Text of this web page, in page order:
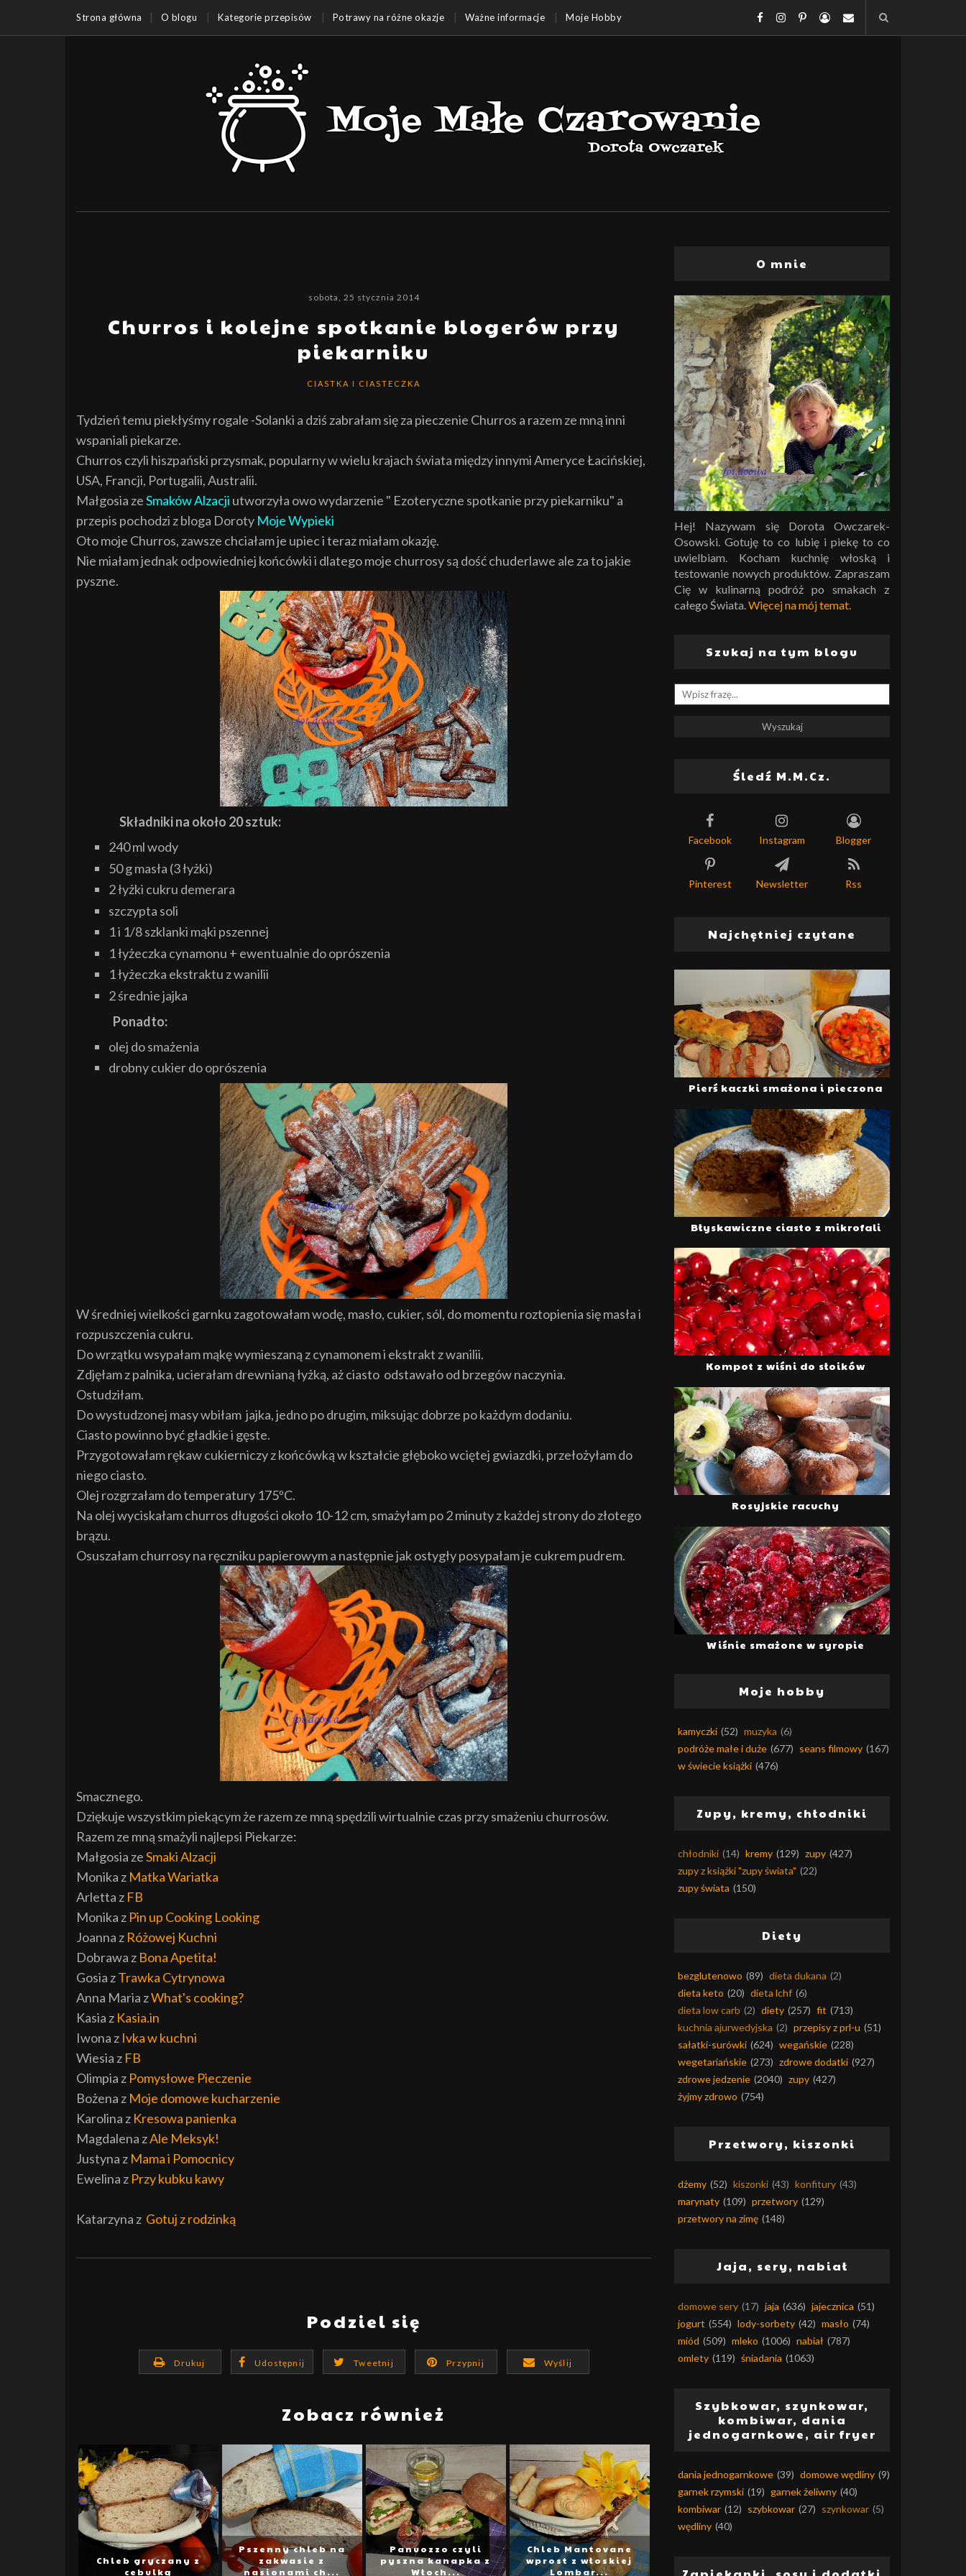
Strona główna O blogu Kategorie przepisów Potrawy na różne okazje Ważne informacje Moje Hobby
sobota, 25 stycznia 2014
Churros i kolejne spotkanie blogerów przy
piekarniku
CIASTKA I CIASTECZKA
Tydzień temu piekłyśmyrogale -Solanki a dziś zabrałam się za pieczenie Churros a razem ze mną inni
wspaniali piekarze.
Churros czyli hiszpański przysmak, popularny w wielu krajach świata między innymi Ameryce Łacińskiej,
USA, Francji, Portugalii, Australii.
Małgosia zeSmaków Alzacji utworzyła owo wydarzenie " Ezoteryczne spotkanie przy piekarniku" a
przepis pochodzi z bloga Doroty Moje Wypieki
Oto moje Churros, zawsze chciałam je upiec i teraz miałam okazję.
Nie miałam jednak odpowiedniej końcówki i dlatego moje churrosy są dość chuderlawe ale za to jakie
pyszne.
Składnikina około 20 sztuk:
240 ml wody
50 g masła (3 łyżki)
2 łyżki cukru demerara
szczypta soli
1 i 1/8 szklanki mąki pszennej
1 łyżeczka cynamonu + ewentualnie do oprószenia
1 łyżeczka ekstraktu z wanilii
2 średnie jajka
Ponadto:
olej do smażenia
drobny cukier do oprószenia
W średniej wielkości garnku zagotowałam wodę, masło, cukier, sól, do momentu roztopienia się masła i
rozpuszczenia cukru.
Do wrzątku wsypałam mąkę wymieszaną z cynamonem i ekstrakt z wanilii.
Zdjęłam z palnika, ucierałam drewnianą łyżką, aż ciasto odstawało od brzegów naczynia.
Ostudziłam.
Do wystudzonej masy wbiłam jajka, jedno po drugim, miksując dobrze po każdym dodaniu.
Ciasto powinno być gładkie i gęste.
Przygotowałam rękaw cukierniczy z końcówką w kształcie głęboko wciętej gwiazdki, przełożyłam do
niego ciasto.
Olej rozgrzałam do temperatury 175ºC.
Na olej wyciskałam churros długości około 10-12 cm, smażyłam po 2 minuty z każdej strony do złotego
brązu.
Osuszałam churrosy na ręczniku papierowym a następnie jak ostygły posypałam je cukrem pudrem.
Smacznego.
Dziękuje wszystkim piekącym że razem ze mną spędzili wirtualnie czas przy smażeniu churrosów.
Razem ze mną smażyli najlepsi Piekarze:
Małgosia zeSmaki Alzacji
Monika z Matka Wariatka
Arletta z FB
Monika z Pin up Cooking Looking
Joanna z Różowej Kuchni
Dobrawa z Bona Apetita!
Gosia zTrawka Cytrynowa
Anna Maria zWhat's cooking?
Kasia z Kasia.in
Iwona z Ivka w kuchni
Wiesia z FB
Olimpia z Pomysłowe Pieczenie
Bożena z Moje domowe kucharzenie
Karolina z Kresowa panienka
Magdalena zAle Meksyk!
Justyna z Mama i Pomocnicy
Ewelina z Przy kubku kawy
Katarzyna z Gotuj z rodzinką
Podziel się
Drukuj Udostępnij Tweetnij Przypnij Wyślij
Zobacz również
Chleb gryczany z
cebulką
Pszenny chleb na
zakwasie z
nasionami ch...
Panuozzo czyli
pyszna kanapka z
Włoch...
Chleb Mantovane
wprost z włoskiej
Lombar...
O mnie
Hej! Nazywam się Dorota Owczarek-
Osowski. Gotuję to co lubię i piekę to co
uwielbiam. Kocham kuchnię włoską i
testowanie nowych produktów. Zapraszam
Cię w kulinarną podróż po smakach z
całego Świata.Więcej na mój temat.
Szukaj na tym blogu
Śledź M.M.Cz.
Facebook Instagram Blogger
Pinterest Newsletter Rss
Najchętniej czytane
Pierś kaczki smażona i pieczona
Błyskawiczne ciasto z mikrofali
Kompot z wiśni do słoików
Rosyjskie racuchy
Wiśnie smażone w syropie
Moje hobby
kamyczki (52) muzyka (6)
podróże małe i duże (677) seans filmowy (167)
w świecie książki (476)
Zupy, kremy, chłodniki
chłodniki (14) kremy (129) zupy (427)
zupy z książki "zupy świata" (22)
zupy świata (150)
Diety
bezglutenowo (89) dieta dukana (2)
dieta keto (20) dieta lchf (6)
dieta low carb (2) diety (257) fit (713)
kuchnia ajurwedyjska (2) przepisy z prl-u (51)
sałatki-surówki (624) wegańskie (228)
wegetariańskie (273) zdrowe dodatki (927)
zdrowe jedzenie (2040) zupy (427)
żyjmy zdrowo (754)
Przetwory, kiszonki
dżemy (52) kiszonki (43) konfitury (43)
marynaty (109) przetwory (129)
przetwory na zimę (148)
Jaja, sery, nabiał
domowe sery (17) jaja (636) jajecznica (51)
jogurt (554) lody-sorbety (42) masło (74)
miód (509) mleko (1006) nabiał (787)
omlety (119) śniadania (1063)
Szybkowar, szynkowar,
kombiwar, dania
jednogarnkowe, air fryer
dania jednogarnkowe (39) domowe wędliny (9)
garnek rzymski (19) garnek żeliwny (40)
kombiwar (12) szybkowar (27) szynkowar (5)
wędliny (40)